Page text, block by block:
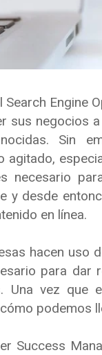
Search Engine
sus negocios
Sin
agitado,
necesario
y desde
en línea.
hacen uso
para dar
Una vez que
podemos
Success